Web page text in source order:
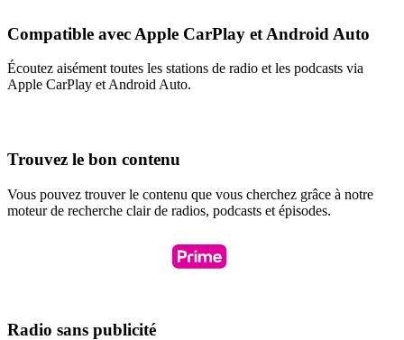
Compatible avec Apple CarPlay et Android Auto
Écoutez aisément toutes les stations de radio et les podcasts via
Apple CarPlay et Android Auto.
Trouvez le bon contenu
Vous pouvez trouver le contenu que vous cherchez grâce à notre
moteur de recherche clair de radios, podcasts et épisodes.
Radio sans publicité